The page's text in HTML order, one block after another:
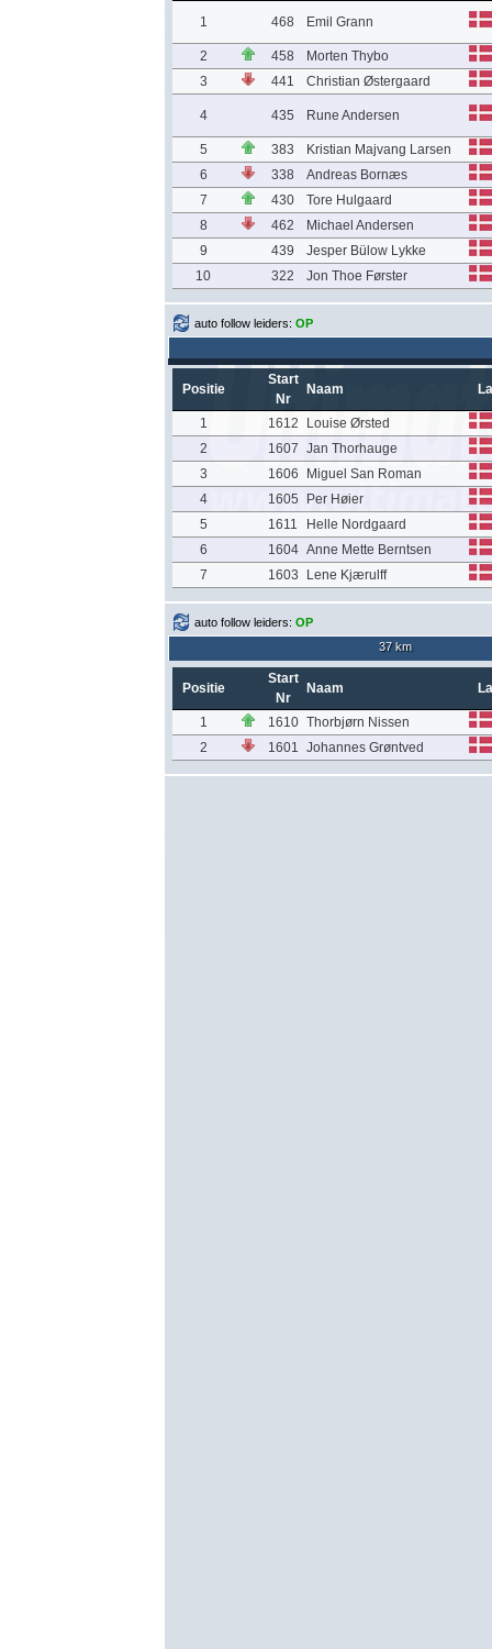
1 468 Emil Grann
2 458
Morten Thybo
3
441 Christian Østergaard
4 435 Rune Andersen
5 383
Kristian Majvang Larsen
6
338
Andreas Bornæs
7
430
Tore Hulgaard
8
462
Michael Andersen
9
439
Jesper Bülow Lykke
10
322 Jon Thoe Førster
auto follow leiders: OP
Positie
Start
Nr
Naam
1 1612
Louise Ørsted
2
1607 Jan Thorhauge
3
1606
Miguel San Roman
4
1605
Per Høier
5
1611
Helle Nordgaard
6
1604 Anne Mette Berntsen
7
1603 Lene Kjærulff
auto follow leiders: OP
37 km
Positie
Start
Nr
Naam
1 1610 Thorbjørn Nissen
2
1601 Johannes Grøntved